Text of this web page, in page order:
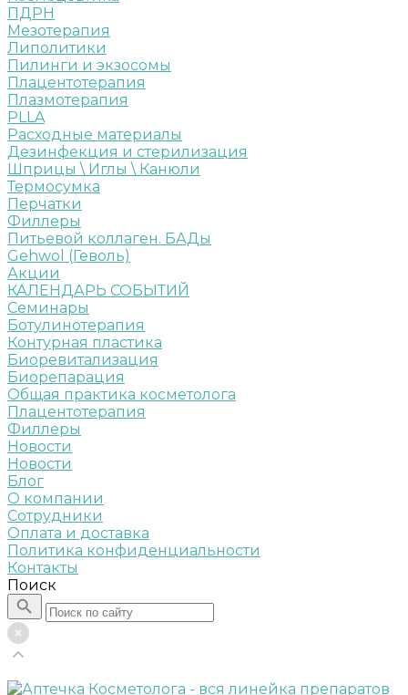
ПДРН
Мезотерапия
Липолитики
Пилинги и экзосомы
Плацентотерапия
Плазмотерапия
PLLA
Расходные материалы
Дезинфекция и стерилизация
Шприцы \ Иглы \ Канюли
Термосумка
Перчатки
Филлеры
Питьевой коллаген. БАДы
Gehwol (Геволь)
Акции
КАЛЕНДАРЬ СОБЫТИЙ
Семинары
Ботулинотерапия
Контурная пластика
Биоревитализация
Биорепарация
Общая практика косметолога
Плацентотерапия
Филлеры
Новости
Новости
Блог
О компании
Сотрудники
Оплата и доставка
Политика конфиденциальности
Контакты
Поиск